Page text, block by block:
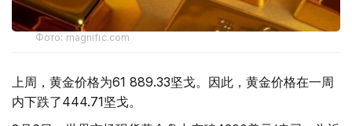
Фото: magnific.com
上周，黄金价格为61 889.33坚戈。因此，黄金价格在一周
内下跌了444.71坚戈。